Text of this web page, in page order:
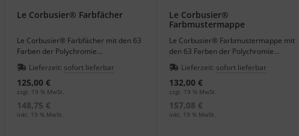
Le Corbusier® Farbfächer
Le Corbusier® Farbfächer mit den 63
Farben der Polychromie
Architecturale - Architekturfarben.
Lieferzeit: sofort lieferbar
125,00 €
zzgl. 19 % MwSt.
148,75 €
inkl. 19 % MwSt.
Le Corbusier®
Farbmustermappe
Le Corbusier® Farbmustermappe mit
den 63 Farben der Polychromie
Architekturale - Architekturfarben.
Lieferzeit: sofort lieferbar
132,00 €
zzgl. 19 % MwSt.
157,08 €
inkl. 19 % MwSt.